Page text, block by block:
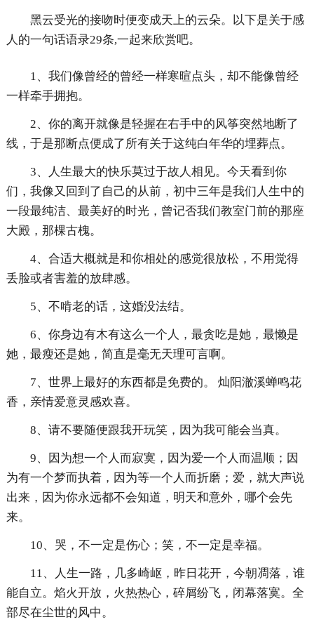
黑云受光的接吻时便变成天上的云朵。以下是关于感
人的一句话语录29条,一起来欣赏吧。
1、我们像曾经的曾经一样寒暄点头，却不能像曾经
一样牵手拥抱。
2、你的离开就像是轻握在右手中的风筝突然地断了
线，于是那断点便成了所有关于这纯白年华的埋葬点。
3、人生最大的快乐莫过于故人相见。今天看到你
们，我像又回到了自己的从前，初中三年是我们人生中的
一段最纯洁、最美好的时光，曾记否我们教室门前的那座
大殿，那棵古槐。
4、合适大概就是和你相处的感觉很放松，不用觉得
丢脸或者害羞的放肆感。
5、不啃老的话，这婚没法结。
6、你身边有木有这么一个人，最贪吃是她，最懒是
她，最瘦还是她，简直是毫无天理可言啊。
7、世界上最好的东西都是免费的。 灿阳澈溪蝉鸣花
香，亲情爱意灵感欢喜。
8、请不要随便跟我开玩笑，因为我可能会当真。
9、因为想一个人而寂寞，因为爱一个人而温顺；因
为有一个梦而执着，因为等一个人而折磨；爱，就大声说
出来，因为你永远都不会知道，明天和意外，哪个会先
来。
10、哭，不一定是伤心；笑，不一定是幸福。
11、人生一路，几多崎岖，昨日花开，今朝凋落，谁
能自立。焰火开放，火热热心，碎屑纷飞，闭幕落寞。全
部尽在尘世的风中。